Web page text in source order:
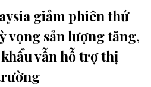
giảm phiên thứ
vọng sản lượng tăng,
vẫn hỗ trợ thị